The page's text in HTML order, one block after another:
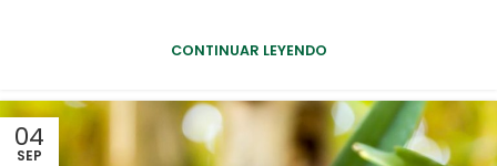
CONTINUAR LEYENDO
04
SEP